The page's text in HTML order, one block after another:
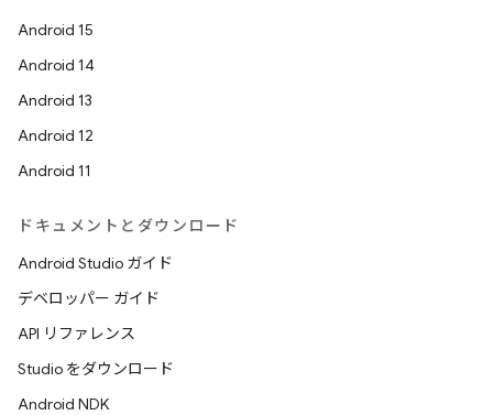
Android 15
Android 14
Android 13
Android 12
Android 11
ドキュメントとダウンロード
Android Studio ガイド
デベロッパー ガイド
API リファレンス
Studio をダウンロード
Android NDK